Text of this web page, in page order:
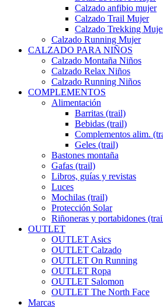
Calzado anfibio mujer
Calzado Trail Mujer
Calzado Trekking
Calzado Running Mujer
CALZADO PARA NIÑOS
Calzado Montaña Niños
Calzado Relax Niños
Calzado Running Niños
COMPLEMENTOS
Alimentación
Barritas (trail)
Bebidas (trail)
Complementos alim.
Geles (trail)
Bastones montaña
Gafas (trail)
Libros, guías y revistas
Luces
Mochilas (trail)
Protección Solar
Riñoneras y portabidones
OUTLET
OUTLET Asics
OUTLET Calzado
OUTLET On Running
OUTLET Ropa
OUTLET Salomon
OUTLET The North Face
Marcas